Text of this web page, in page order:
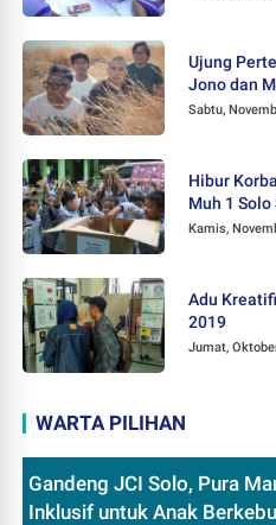
Ujung
Jono dan
Sabtu,
Hibur
Muh 1
Kamis,
Adu
2019
Jumat,
WARTA PILIHAN
Gandeng JCI Solo, Pura
Inklusif untuk Anak